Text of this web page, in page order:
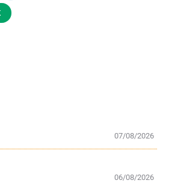
07/08/2026
06/08/2026